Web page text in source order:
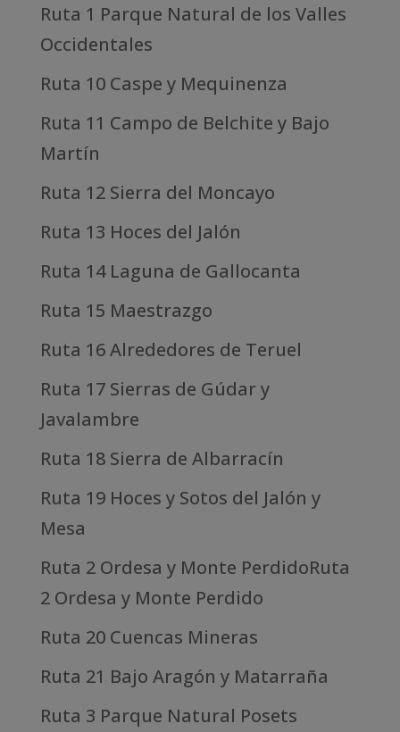
Ruta 1 Parque Natural de los Valles
Occidentales
Ruta 10 Caspe y Mequinenza
Ruta 11 Campo de Belchite y Bajo
Martín
Ruta 12 Sierra del Moncayo
Ruta 13 Hoces del Jalón
Ruta 14 Laguna de Gallocanta
Ruta 15 Maestrazgo
Ruta 16 Alrededores de Teruel
Ruta 17 Sierras de Gúdar y
Javalambre
Ruta 18 Sierra de Albarracín
Ruta 19 Hoces y Sotos del Jalón y
Mesa
Ruta 2 Ordesa y Monte PerdidoRuta
2 Ordesa y Monte Perdido
Ruta 20 Cuencas Mineras
Ruta 21 Bajo Aragón y Matarraña
Ruta 3 Parque Natural Posets